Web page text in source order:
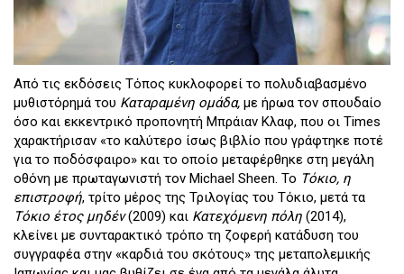
Από τις εκδόσεις Τόπος κυκλοφορεί το πολυδιαβασμένο
μυθιστόρημά του Καταραμένη ομάδα, με ήρωα τον σπουδαίο
όσο και εκκεντρικό προπονητή Μπράιαν Κλαφ, που οι Times
χαρακτήρισαν «το καλύτερο ίσως βιβλίο που γράφτηκε ποτέ
για το ποδόσφαιρο» και το οποίο μεταφέρθηκε στη μεγάλη
οθόνη με πρωταγωνιστή τον Michael Sheen. Το Τόκιο, η
επιστροφή, τρίτο μέρος της Τριλογίας του Τόκιο, μετά τα
Τόκιο έτος μηδέν(2009) και Κατεχόμενη πόλη (2014),
κλείνει με συνταρακτικό τρόπο τη ζοφερή κατάδυση του
συγγραφέα στην «καρδιά του σκότους» της μεταπολεμικής